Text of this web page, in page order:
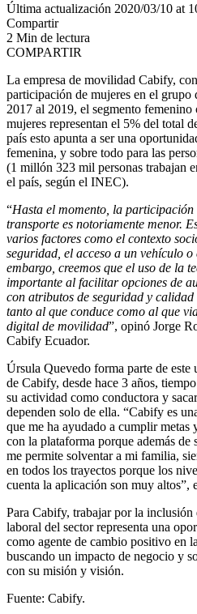
Última actualización 2020/03/10 at
Compartir
2 Min de lectura
COMPARTIR
La empresa de movilidad Cabify,
participación de mujeres en el grupo
2017 al 2019, el segmento
mujeres representan el 5% del total
país esto apunta a ser una
femenina, y sobre todo para las
(1 millón 323 mil personas trabajan
el país, según el INEC).
“Hasta el momento, la participación
transporte es notoriamente menor.
varios factores como el contexto
seguridad, el acceso a un vehículo
embargo, creemos que el uso de la
importante al facilitar opciones de
con atributos de seguridad y
tanto al que conduce como al que
digital de movilidad”, opinó Jorge
Cabify Ecuador.
Úrsula Quevedo forma parte de este
de Cabify, desde hace 3 años,
su actividad como conductora y
dependen solo de ella. “Cabify es
que me ha ayudado a cumplir metas
con la plataforma porque además de
me permite solventar a mi familia,
en todos los trayectos porque los
cuenta la aplicación son muy altos”,
Para Cabify, trabajar por la inclusión
laboral del sector representa una
como agente de cambio positivo en
buscando un impacto de negocio y
con su misión y visión.
Fuente: Cabify.